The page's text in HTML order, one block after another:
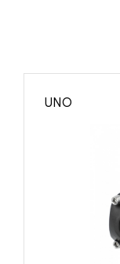
UNO